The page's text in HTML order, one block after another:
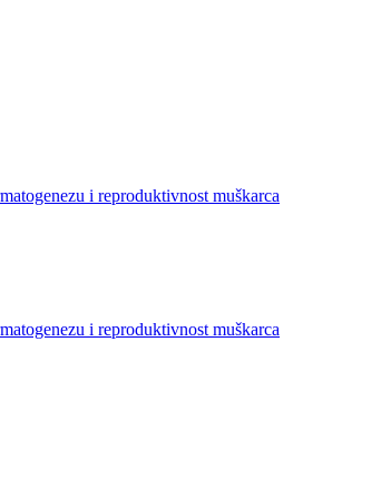
i reproduktivnost muškarca
i reproduktivnost muškarca